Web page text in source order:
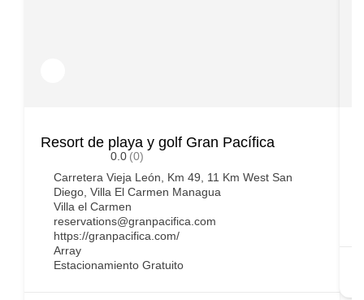
Resort de playa y golf Gran Pacífica
0.0 (0)
Carretera Vieja León, Km 49, 11 Km West San
Diego, Villa El Carmen Managua
Villa el Carmen
reservations@granpacifica.com
https://granpacifica.com/
Array
Estacionamiento Gratuito